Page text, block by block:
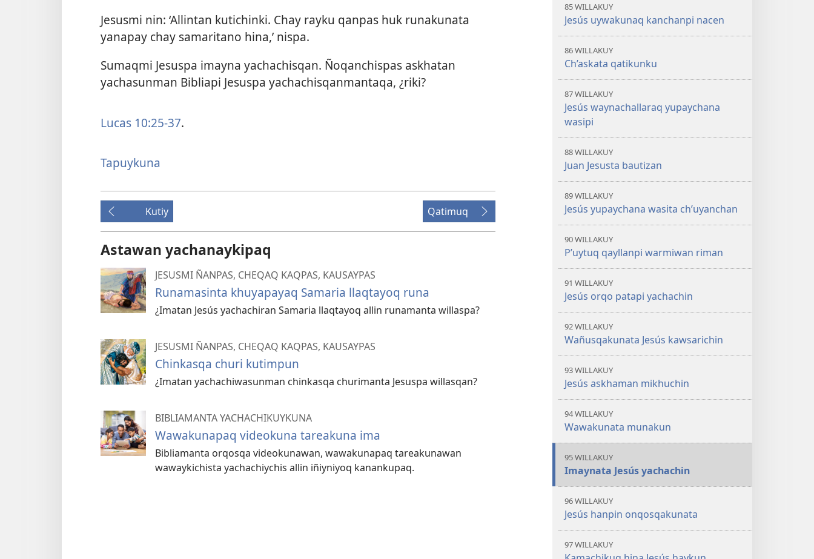
Jesusmi nin: ‘Allintan kutichinki. Chay rayku qanpas huk runakunata
yanapay chay samaritano hina,’ nispa.
Sumaqmi Jesuspa imayna yachachisqan. Ñoqanchispas askhatan
yachasunman Bibliapi Jesuspa yachachisqanmantaqa, ¿riki?
Lucas 10:25-37.
Tapuykuna
Kutiy Qatimuq
Astawan yachanaykipaq
JESUSMI ÑANPAS, CHEQAQ KAQPAS, KAUSAYPAS
Runamasinta khuyapayaq Samaria llaqtayoq runa
¿Imatan Jesús yachachiran Samaria llaqtayoq allin runamanta willaspa?
JESUSMI ÑANPAS, CHEQAQ KAQPAS, KAUSAYPAS
Chinkasqa churi kutimpun
¿Imatan yachachiwasunman chinkasqa churimanta Jesuspa willasqan?
BIBLIAMANTA YACHACHIKUYKUNA
Wawakunapaq videokuna tareakuna ima
Bibliamanta orqosqa videokunawan, wawakunapaq tareakunawan
wawaykichista yachachiychis allin iñiyniyoq kanankupaq.
85 WILLAKUY
Jesús uywakunaq kanchanpi nacen
86 WILLAKUY
Ch’askata qatikunku
87 WILLAKUY
Jesús waynachallaraq yupaychana
wasipi
88 WILLAKUY
Juan Jesusta bautizan
89 WILLAKUY
Jesús yupaychana wasita ch’uyanchan
90 WILLAKUY
P’uytuq qayllanpi warmiwan riman
91 WILLAKUY
Jesús orqo patapi yachachin
92 WILLAKUY
Wañusqakunata Jesús kawsarichin
93 WILLAKUY
Jesús askhaman mikhuchin
94 WILLAKUY
Wawakunata munakun
95 WILLAKUY
Imaynata Jesús yachachin
96 WILLAKUY
Jesús hanpin onqosqakunata
97 WILLAKUY